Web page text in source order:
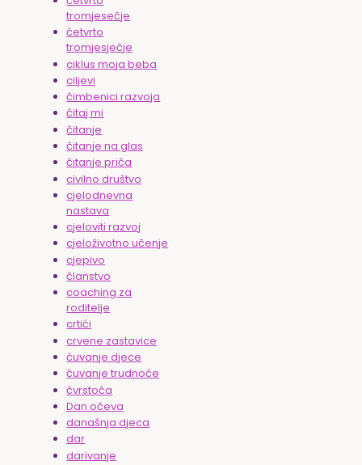
tromjesečje
četvrto
tromjesječje
ciklus moja beba
ciljevi
čimbenici razvoja
čitaj mi
čitanje
čitanje na glas
čitanje priča
civilno društvo
cjelodnevna
nastava
cjeloviti razvoj
cjeloživotno učenje
cjepivo
članstvo
coaching za
roditelje
crtići
crvene zastavice
čuvanje djece
čuvanje trudnoće
čvrstoća
Dan očeva
današnja djeca
dar
darivanje